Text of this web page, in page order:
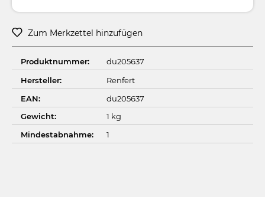
Zum Merkzettel hinzufügen
Produktnummer:
du205637
Hersteller:
Renfert
EAN:
du205637
Gewicht:
1 kg
Mindestabnahme:
1